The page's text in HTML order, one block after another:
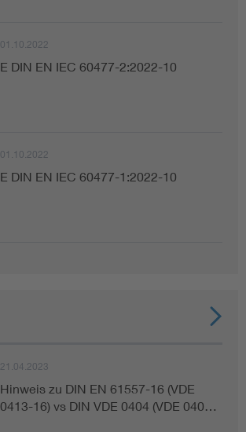
01.10.2022
E DIN EN IEC 60477-2:2022-10
01.10.2022
E DIN EN IEC 60477-1:2022-10
21.04.2023
Hinweis zu DIN EN 61557-16 (VDE
0413-16) vs DIN VDE 0404 (VDE 040…